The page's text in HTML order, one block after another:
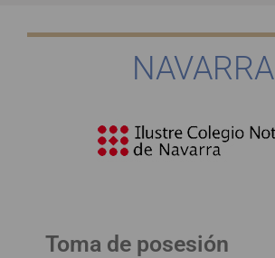
NAVARRA
Toma de posesión